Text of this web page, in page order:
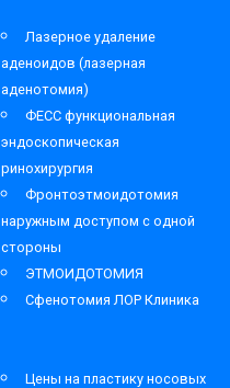
Лазерное удаление
аденоидов (лазерная
аденотомия)
ФЕСС функциональная
эндоскопическая
ринохирургия
Фронтоэтмоидотомия
наружным доступом с одной
стороны
ЭТМОИДОТОМИЯ
Сфенотомия ЛОР Клиника
Цены на пластику носовых